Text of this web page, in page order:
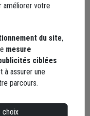
améliorer votre
du site,
mesure
ciblées
à assurer une
parcours.
choix